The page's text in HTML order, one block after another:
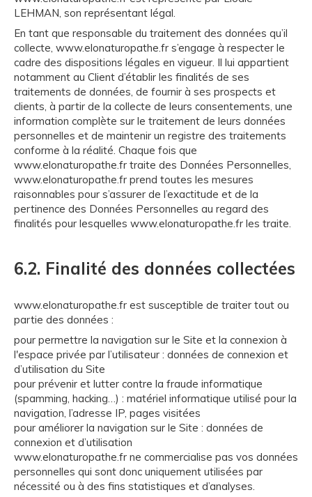
LEHMAN, son représentant légal.
En tant que responsable du traitement des données qu’il
collecte, www.elonaturopathe.fr s’engage à respecter le
cadre des dispositions légales en vigueur. Il lui appartient
notamment au Client d’établir les finalités de ses
traitements de données, de fournir à ses prospects et
clients, à partir de la collecte de leurs consentements, une
information complète sur le traitement de leurs données
personnelles et de maintenir un registre des traitements
conforme à la réalité. Chaque fois que
www.elonaturopathe.fr traite des Données Personnelles,
www.elonaturopathe.fr prend toutes les mesures
raisonnables pour s’assurer de l’exactitude et de la
pertinence des Données Personnelles au regard des
finalités pour lesquelles www.elonaturopathe.fr les traite.
6.2. Finalité des données collectées
www.elonaturopathe.fr est susceptible de traiter tout ou
partie des données :
pour permettre la navigation sur le Site et la connexion à
l'espace privée par l’utilisateur : données de connexion et
d’utilisation du Site
pour prévenir et lutter contre la fraude informatique
(spamming, hacking…) : matériel informatique utilisé pour la
navigation, l’adresse IP, pages visitées
pour améliorer la navigation sur le Site : données de
connexion et d’utilisation
www.elonaturopathe.fr ne commercialise pas vos données
personnelles qui sont donc uniquement utilisées par
nécessité ou à des fins statistiques et d’analyses.